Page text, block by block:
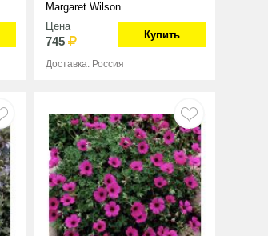
Margaret Wilson
Цена
745 Купить
Доставка: Россия